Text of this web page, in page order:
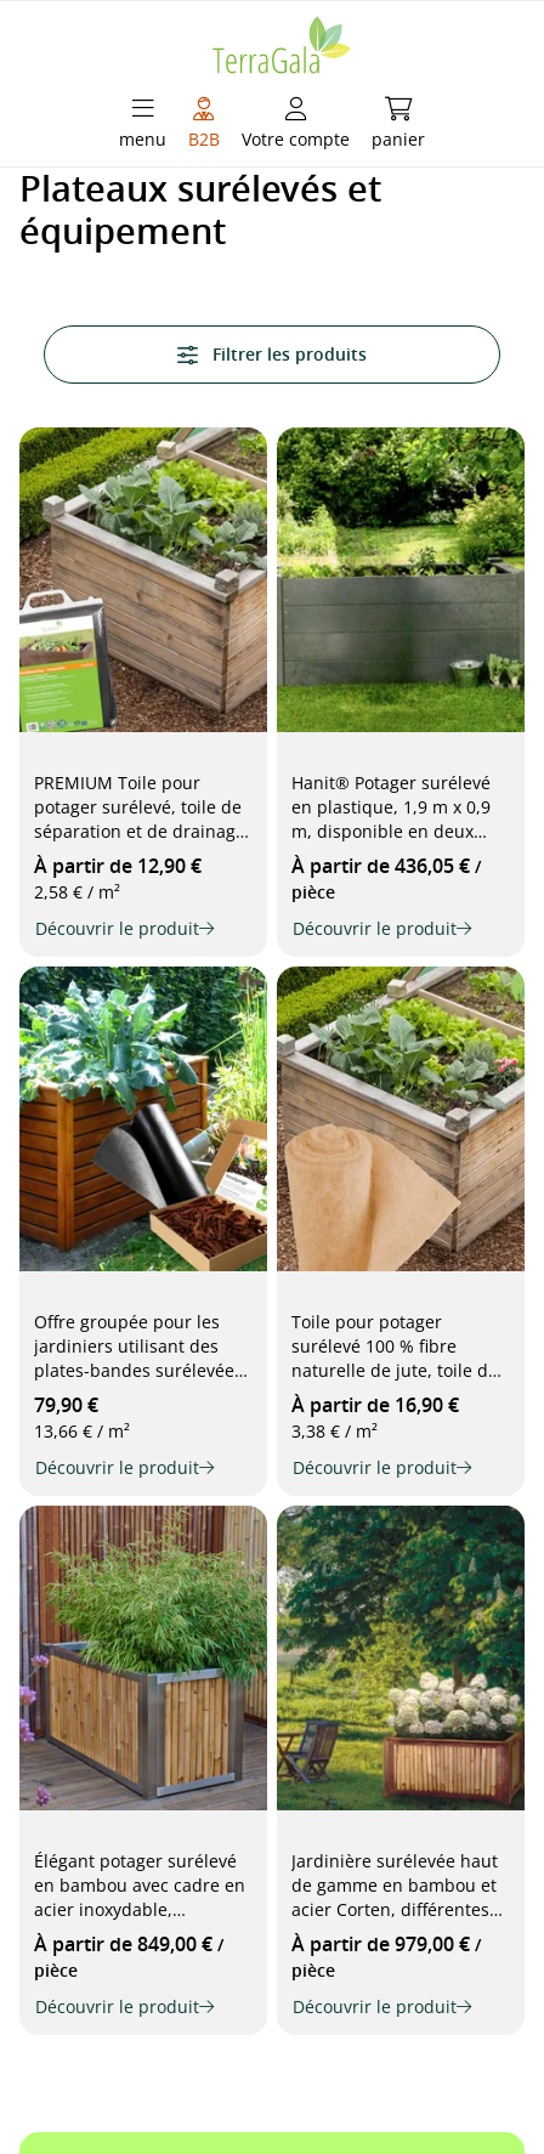
menu B2B Votre compte panier
Le panier
Plateaux surélevés et
équipement
Filtrer les produits
PREMIUM Toile pour
potager surélevé, toile de
séparation et de drainage
pour potagers surélevés, 1
x 5 m, gris
À partir de 12,90 €
2,58 € / m²
Découvrir le produit
Hanit® Potager surélevé
en plastique, 1,9 m x 0,9
m, disponible en deux
hauteurs et deux couleurs
À partir de 436,05 € /
pièce
Découvrir le produit
Offre groupée pour les
jardiniers utilisant des
plates-bandes surélevées :
film non tissé pour plates-
bandes surélevées + 25
litres de non-tissé
TerraSponge pour la
79,90 €
13,66 € / m²
Découvrir le produit
Toile pour potager
surélevé 100 % fibre
naturelle de jute, toile de
séparation et de paillage,
1 m x 5 m
À partir de 16,90 €
3,38 € / m²
Découvrir le produit
Élégant potager surélevé
en bambou avec cadre en
acier inoxydable,
différentes tailles
À partir de 849,00 € /
pièce
Découvrir le produit
Jardinière surélevée haut
de gamme en bambou et
acier Corten, différentes
tailles
À partir de 979,00 € /
pièce
Découvrir le produit